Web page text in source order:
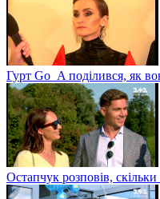
Гурт Go_A поділився, як
Остапчук розповів,